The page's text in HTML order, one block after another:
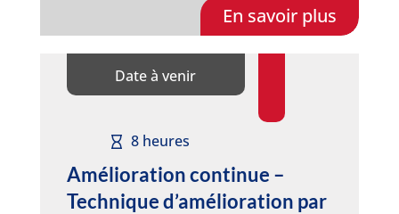
En savoir plus
Date à venir
8 heures
Amélioration continue –
Technique d’amélioration par